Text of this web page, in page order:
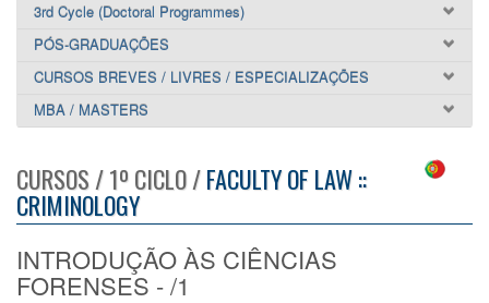
3rd Cycle (Doctoral Programmes)
PÓS-GRADUAÇÕES
CURSOS BREVES / LIVRES / ESPECIALIZAÇÕES
MBA / MASTERS
CURSOS / 1º CICLO /FACULTY OF LAW ::
CRIMINOLOGY
INTRODUÇÃO ÀS CIÊNCIAS
FORENSES - /1